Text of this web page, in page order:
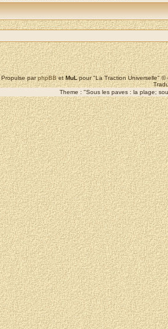
Propulse parphpBBetMuLpour "La Traction Universelle"
Theme : "Sous les paves : la plage;